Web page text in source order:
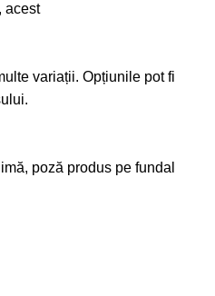
acest
variații. Opțiunile pot fi